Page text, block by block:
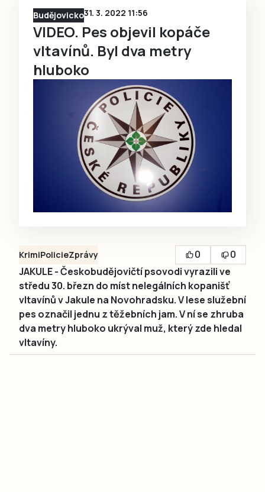
Ještě nemám účet, chci se
Budějovicko31. 3. 2022 11:56
VIDEO. Pes objevil kopáče
vltavínů. Byl dva metry
hluboko
KrimiPolicieZprávy 0
0
JAKULE - Českobudějovičtí psovodi vyrazili ve
středu 30. březn do míst nelegálních kopanišť
vltavínů v Jakule na Novohradsku. V lese služební
pes označil jednu z těžebních jam. V ní se zhruba
dva metry hluboko ukrýval muž, který zde hledal
vltavíny.